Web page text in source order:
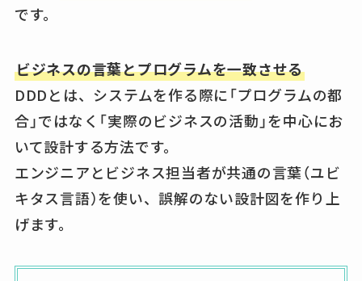
です。
ビジネスの言葉とプログラムを一致させる
DDDとは、システムを作る際に「プログラムの都
合」ではなく「実際のビジネスの活動」を中心にお
いて設計する方法です。
エンジニアとビジネス担当者が共通の言葉（ユビ
キタス言語）を使い、誤解のない設計図を作り上
げます。